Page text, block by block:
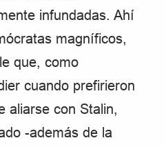
infundadas. Ahí
magníficos,
que, como
cuando prefirieron
aliarse con Stalin,
-además de la